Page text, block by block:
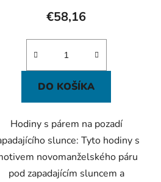
€58,16
DO KOŠÍKA
Hodiny s párem na pozadí
slunce: Tyto hodiny s
novomanželského páru
pod zapadajícím sluncem a